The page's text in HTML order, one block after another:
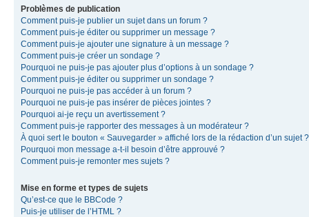
Problèmes de publication
Comment puis-je publier un sujet dans un forum ?
Comment puis-je éditer ou supprimer un message ?
Comment puis-je ajouter une signature à un message ?
Comment puis-je créer un sondage ?
Pourquoi ne puis-je pas ajouter plus d’options à un sondage ?
Comment puis-je éditer ou supprimer un sondage ?
Pourquoi ne puis-je pas accéder à un forum ?
Pourquoi ne puis-je pas insérer de pièces jointes ?
Pourquoi ai-je reçu un avertissement ?
Comment puis-je rapporter des messages à un modérateur ?
À quoi sert le bouton « Sauvegarder » affiché lors de la rédaction d’un sujet ?
Pourquoi mon message a-t-il besoin d’être approuvé ?
Comment puis-je remonter mes sujets ?
Mise en forme et types de sujets
Qu’est-ce que le BBCode ?
Puis-je utiliser de l’HTML ?